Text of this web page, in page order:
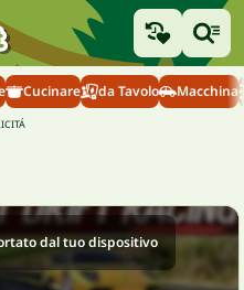
Cucinare da Tavolo Macchina
dal tuo dispositivo